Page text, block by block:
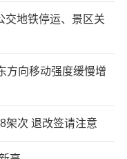
交地铁停运、景区关
方向移动强度缓慢增
架次 退改签请注意